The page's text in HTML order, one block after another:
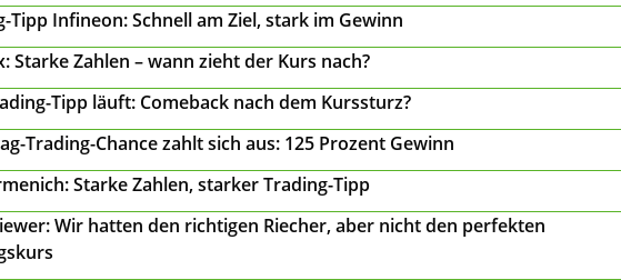
Tipp Infineon: Schnell am Ziel, stark im Gewinn
Starke Zahlen – wann zieht der Kurs nach?
Tipp läuft: Comeback nach dem Kurssturz?
Trading-Chance zahlt sich aus: 125 Prozent Gewinn
Starke Zahlen, starker Trading-Tipp
Wir hatten den richtigen Riecher, aber nicht den perfekten